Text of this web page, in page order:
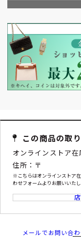
この商品の取
オンラインストア在
住所：〒
※こちらはオンラインストア
わせフォームよりお願いいた
メールでお問い合